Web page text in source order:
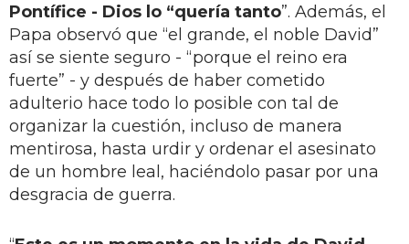
Pontífice - Dios lo “quería tanto”. Además, el
Papa observó que “el grande, el noble David”
así se siente seguro - “porque el reino era
fuerte” - y después de haber cometido
adulterio hace todo lo posible con tal de
organizar la cuestión, incluso de manera
mentirosa, hasta urdir y ordenar el asesinato
de un hombre leal, haciéndolo pasar por una
desgracia de guerra.